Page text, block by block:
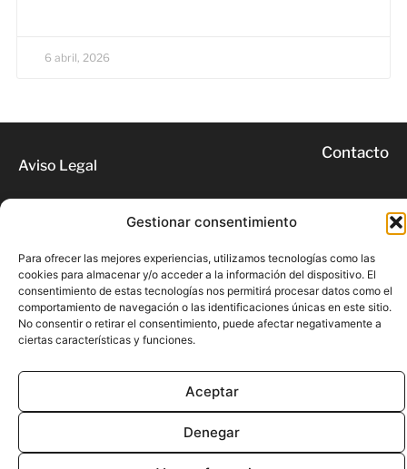
Gestionar consentimiento
Para ofrecer las mejores experiencias, utilizamos tecnologías como las
cookies para almacenar y/o acceder a la información del dispositivo. El
consentimiento de estas tecnologías nos permitirá procesar datos como el
comportamiento de navegación o las identificaciones únicas en este sitio.
No consentir o retirar el consentimiento, puede afectar negativamente a
ciertas características y funciones.
Aceptar
Denegar
6 abril, 2026
Aviso Legal
Contacto
© 2026 | Todos los derechos
reservados